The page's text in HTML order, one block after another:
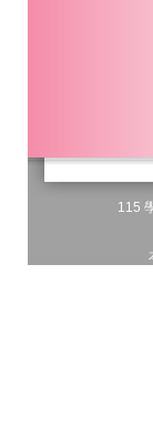
115